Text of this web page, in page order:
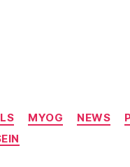
MYOG NEWS